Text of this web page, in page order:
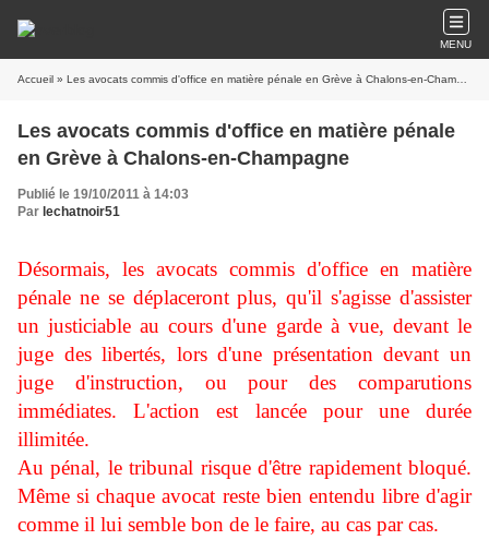
MENU
Accueil » Les avocats commis d'office en matière pénale en Grève à Chalons-en-Champagne
Les avocats commis d'office en matière pénale
en Grève à Chalons-en-Champagne
Publié le 19/10/2011 à 14:03
Par lechatnoir51
Désormais, les avocats commis d'office en matière
pénale ne se déplaceront plus, qu'il s'agisse d'assister
un justiciable au cours d'une garde à vue, devant le
juge des libertés, lors d'une présentation devant un
juge d'instruction, ou pour des comparutions
immédiates. L'action est lancée pour une durée
illimitée.
Au pénal, le tribunal risque d'être rapidement bloqué.
Même si chaque avocat reste bien entendu libre d'agir
comme il lui semble bon de le faire, au cas par cas.